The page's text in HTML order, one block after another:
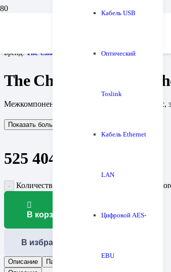
Кабель USB
Оптический
Toslink
Кабель Ethernet
LAN
Цифровой AES-
EBU
Бренд:The Chord Company
The Chord Company
Межкомпонентный кабель, серия: ChordMusic,
Показать больше
525 404
Количество товара The Chord Company
В корзину
В избранное
Описание Параметры